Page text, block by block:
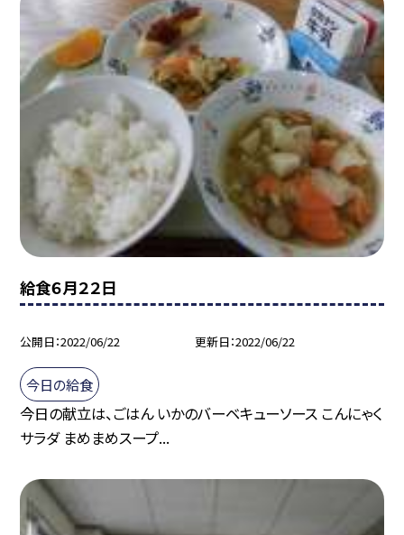
給食６月２２日
公開日 2022/06/22 更新日 2022/06/22
今日の給食
今日の献立は、ごはん いかのバーベキューソース こんにゃく
サラダ まめまめスープ...